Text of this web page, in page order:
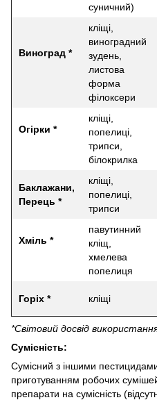
суничний)
Виноград *
кліщі,
виноградний
зудень,
листова
форма
філоксери
Огірки *
кліщі,
попелиці,
трипси,
білокрилка
Баклажани,
Перець *
кліщі,
попелиці,
трипси
Хміль *
павутинний
кліщ,
хмелева
попелиця
Горіх * кліщі
*Свiтовий досвiд
Сумісність:
Сумісний з іншими
приготуванням робочих
препарати на сумісність